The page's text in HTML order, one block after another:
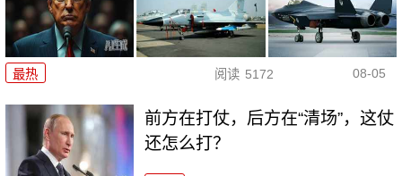
最热 阅读 5172 08-05
前方在打仗，后方在“清场”，这仗
还怎么打？